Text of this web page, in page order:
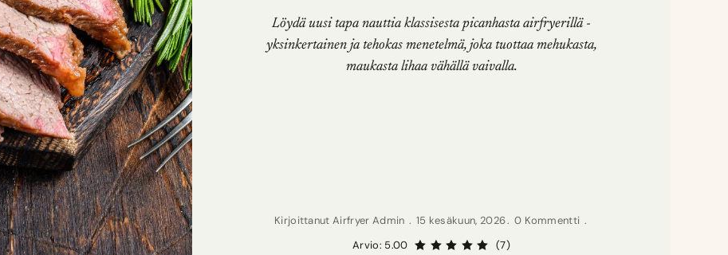
Löydä uusi tapa nauttia klassisesta picanhasta airfryerillä -
yksinkertainen ja tehokas menetelmä, joka tuottaa mehukasta,
maukasta lihaa vähällä vaivalla.
KirjoittanutAirfryer Admin 15 kesäkuun, 2026
0 Kommentti
Arvio: 5.00
(7)